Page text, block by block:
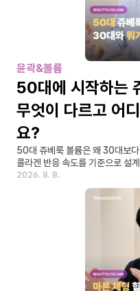
윤곽&볼륨
50대에 시작하는
무엇이 다르고 어
요?
50대 쥬베룩 볼륨은 왜 30대보
콜라겐 반응 속도를 기준으로 설
2026. 8. 8.